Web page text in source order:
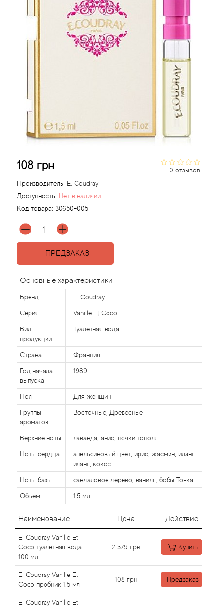
0 отзывов
108 грн
Производитель: E. Coudray
Доступность: Нет в наличии
Код товара: 30650-005
ПРЕДЗАКАЗ
Основные характеристики
Бренд E. Coudray
Серия Vanille Et Coco
Вид
продукции
Туалетная вода
Страна Франция
Год начала
выпуска
1989
Пол Для женщин
Группы
ароматов
Восточные, Древесные
Верхние ноты лаванда, анис, почки тополя
Ноты сердца
апельсиновый цвет, ирис, жасмин, иланг-
иланг, кокос
Ноты базы сандаловое дерево, ваниль, бобы Тонка
Объем 1.5 мл
Наименование Цена Действие
E. Coudray Vanille Et
Coco туалетная вода
100 мл
2 379 грн Купить
E. Coudray Vanille Et
Coco пробник 1.5 мл
108 грн Предзаказ
E. Coudray Vanille Et
Acqua di Parma
Acqua di Sardegna
Aedes de Venustas
Aerin Lauder
Affinessence
Afnan
Agatha Ruiz de la Prada
Agonist
Aigner
Aj Arabia (Widian)
Ajmal
Al Haramain
Al Jazeera
Alaia Paris
Alexander McQueen
Alexandre Barthet
Alexandre J
Alfred Dunhill
Alyssa Ashley
American Crew
Amouage
Amouroud